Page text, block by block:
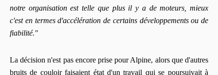
notre organisation est telle que plus il y a de moteurs, mieux
c'est en termes d'accélération de certains développements ou de
fiabilité."
La décision n'est pas encore prise pour Alpine, alors que d'autres
bruits de couloir faisaient état d'un travail qui se poursuivait à